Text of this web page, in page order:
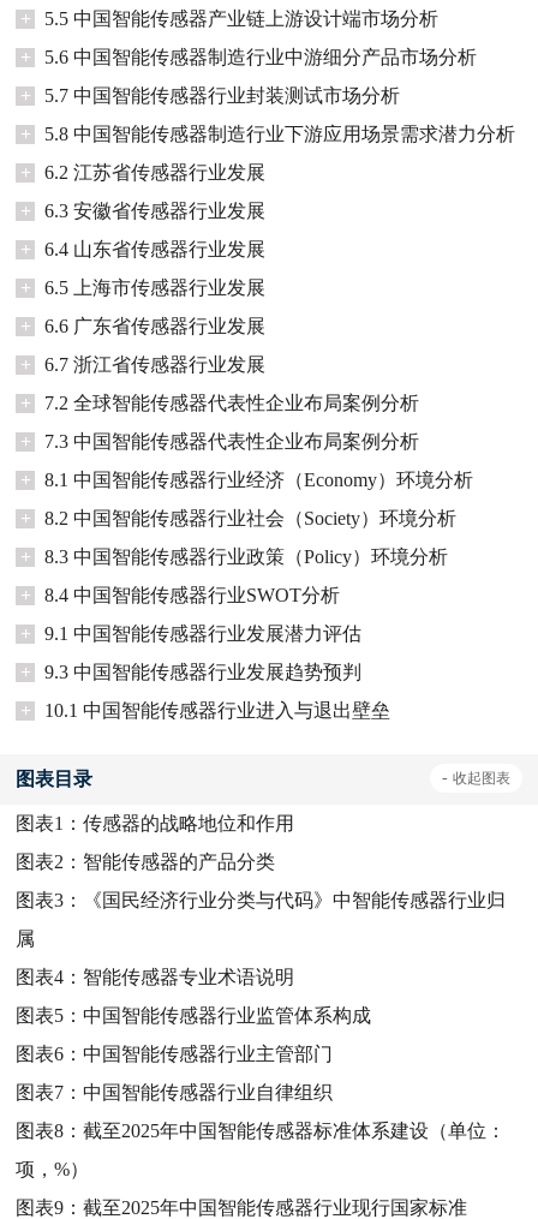
+
5.5 中国智能传感器产业链上游设计端市场分析
+
5.6 中国智能传感器制造行业中游细分产品市场分析
+
5.7 中国智能传感器行业封装测试市场分析
+
5.8 中国智能传感器制造行业下游应用场景需求潜力分析
+
6.2 江苏省传感器行业发展
+
6.3 安徽省传感器行业发展
+
6.4 山东省传感器行业发展
+
6.5 上海市传感器行业发展
+
6.6 广东省传感器行业发展
+
6.7 浙江省传感器行业发展
+
7.2 全球智能传感器代表性企业布局案例分析
+
7.3 中国智能传感器代表性企业布局案例分析
+
8.1 中国智能传感器行业经济（Economy）环境分析
+
8.2 中国智能传感器行业社会（Society）环境分析
+
8.3 中国智能传感器行业政策（Policy）环境分析
+
8.4 中国智能传感器行业SWOT分析
+
9.1 中国智能传感器行业发展潜力评估
+
9.3 中国智能传感器行业发展趋势预判
+
10.1 中国智能传感器行业进入与退出壁垒
图表目录 - 收起图表
图表1：传感器的战略地位和作用
图表2： 智能传感器的产品分类
图表3：
《国民经济行业分类与代码》中智能传感器行业归
属
图表4： 智能传感器专业术语说明
图表5：中国智能传感器行业监管体系构成
图表6：中国智能传感器行业主管部门
图表7：中国智能传感器行业自律组织
图表8：截至2025年中国智能传感器标准体系建设（单位：
项，%）
图表9：截至2025年中国智能传感器行业现行国家标准